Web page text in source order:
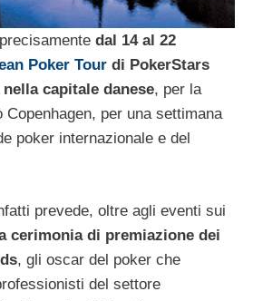
dal 14 al 22
Poker Tour di PokerStars
capitale danese, per la
Copenhagen, per una settimana
poker internazionale e del
prevede, oltre agli eventi sui
cerimonia di premiazione dei
, gli oscar del poker che
del settore